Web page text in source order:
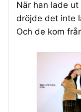
När han lade
dröjde det inte
Och de kom